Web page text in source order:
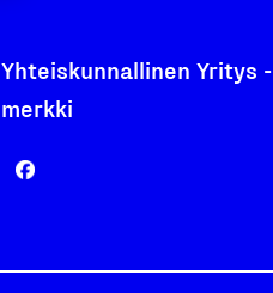
Yhteiskunnallinen Yritys -
merkki